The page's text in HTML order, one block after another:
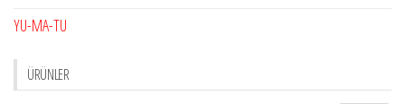
YU-MA-TU
ÜRÜNLER